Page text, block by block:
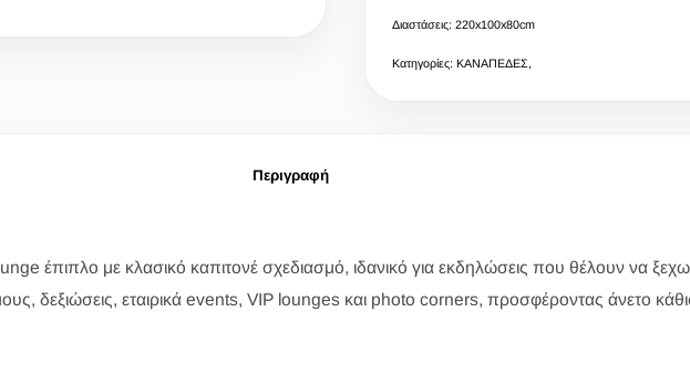
Διαστάσεις: 220x100x80cm
Κατηγορίες: ΚΑΝΑΠΕΔΕΣ,
Περιγραφή
έπιπλο με κλασικό καπιτονέ σχεδιασμό, ιδανικό για εκδηλώσεις που θέλουν να
δεξιώσεις, εταιρικά events, VIP lounges και photo corners, προσφέροντας άνετο